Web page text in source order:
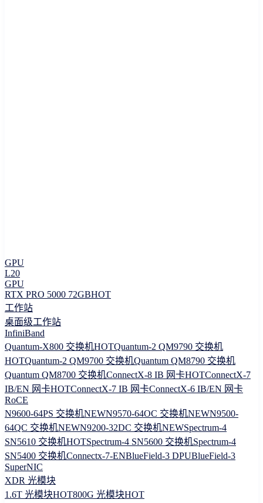
GPU
L20
GPU
RTX PRO 5000 72GBHOT
工作站
桌面级工作站
InfiniBand
Quantum-X800 交换机HOTQuantum-2 QM9790 交换机
HOTQuantum-2 QM9700 交换机Quantum QM8790 交换机
Quantum QM8700 交换机ConnectX-8 IB 网卡HOTConnectX-7
IB/EN 网卡HOTConnectX-7 IB 网卡ConnectX-6 IB/EN 网卡
RoCE
N9600-64PS 交换机NEWN9570-64OC 交换机NEWN9500-
64QC 交换机NEWN9200-32DC 交换机NEWSpectrum-4
SN5610 交换机HOTSpectrum-4 SN5600 交换机Spectrum-4
SN5400 交换机Connectx-7-ENBlueField-3 DPUBlueField-3
SuperNIC
XDR 光模块
1.6T 光模块HOT800G 光模块HOT